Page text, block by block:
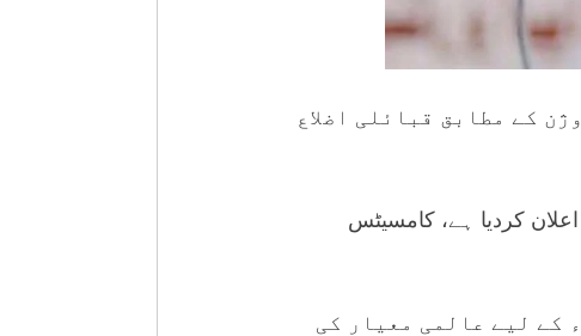
کے مطابق قبائلی اضلاع
کردیا ہے، کامسیٹس
کے لیے عالمی معیار کی